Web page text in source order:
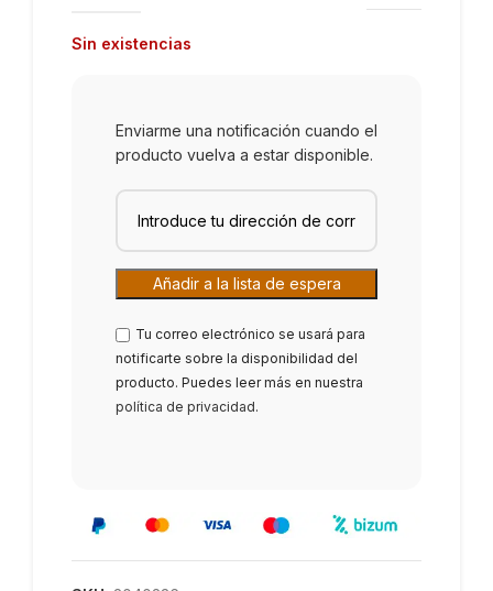
Sin existencias
Enviarme una notificación cuando el
producto vuelva a estar disponible.
Tu correo electrónico se usará para
notificarte sobre la disponibilidad del
producto. Puedes leer más en nuestra
política de privacidad.